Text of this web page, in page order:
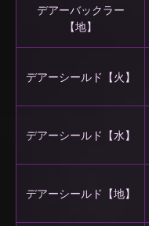
デアーバックラー
【地】
デアーシールド【火】
デアーシールド【水】
デアーシールド【地】